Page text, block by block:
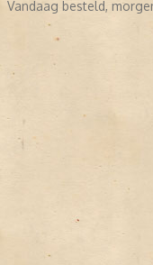
Vandaag besteld,